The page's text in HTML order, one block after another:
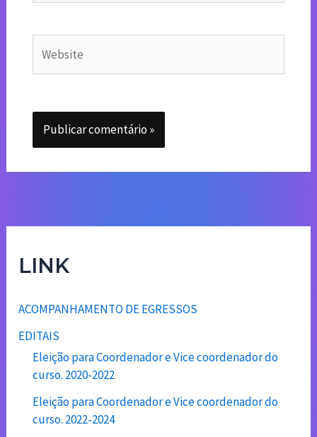
LINK
ACOMPANHAMENTO DE EGRESSOS
EDITAIS
Eleição para Coordenador e Vice coordenador do
curso. 2020-2022
Eleição para Coordenador e Vice coordenador do
curso. 2022-2024